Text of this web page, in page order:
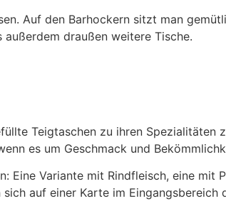
Auf den Barhockern sitzt man
draußen weitere Tische.
Teigtaschen zu ihren Spezialitäten
es um Geschmack und
Eine Variante mit Rindfleisch, eine mit
auf einer Karte im Eingangsbereich